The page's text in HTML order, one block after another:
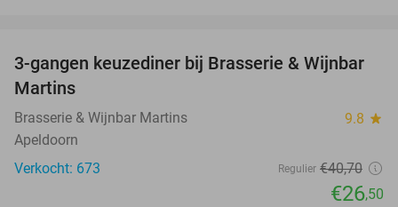
35%
3-gangen keuzediner bij Brasserie & Wijnbar
Martins
Brasserie & Wijnbar Martins 9.8 star
Apeldoorn
Verkocht: 673
Regulier €40,70
€26,50